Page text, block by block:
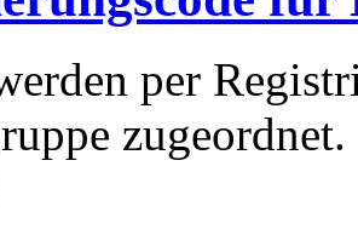
per
zugeordnet.